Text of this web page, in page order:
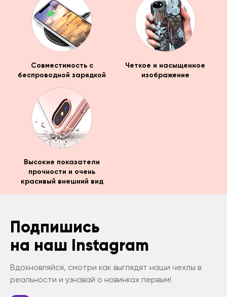
Совместимость с
беспроводной зарядкой
Четкое и насыщенное
изображение
Высокие показатели
прочности и очень
красивый внешний вид
Подпишись
на наш Instagram
Вдохновляйся, смотри как выглядят наши чехлы в
реальности и узнавай о новинках первым!